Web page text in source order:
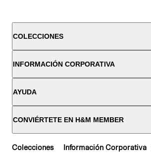
COLECCIONES
INFORMACIÓN CORPORATIVA
AYUDA
CONVIÉRTETE EN H&M MEMBER
Colecciones Información Corporativa